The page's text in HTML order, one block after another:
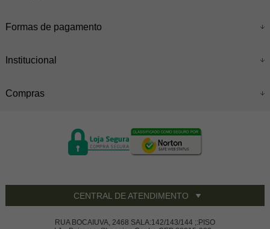
Formas de pagamento
Institucional
Compras
CENTRAL DE ATENDIMENTO
RUA BOCAIUVA, 2468 SALA:142/143/144 ;:PISO